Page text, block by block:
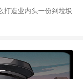
打造业内头一份到垃圾